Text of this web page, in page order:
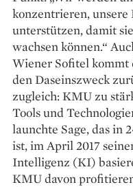
konzentrieren,
unterstützen, damit
wachsen können.“
Wiener Sofitel
den Daseinszweck
zugleich: KMU zu
Tools und
launchte Sage, das in
ist, im April 2017
Intelligenz (KI)
KMU davon